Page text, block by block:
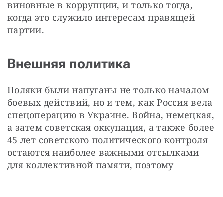
виновные в коррупции, и только тогда,
когда это служило интересам правящей
партии.
Внешняя политика
Поляки были напуганы не только началом
боевых действий, но и тем, как Россия вела
спецоперацию в Украине. Война, немецкая,
а затем советская оккупация, а также более
45 лет советского политического контроля
остаются наиболее важными отсылками
для коллективной памяти, поэтому